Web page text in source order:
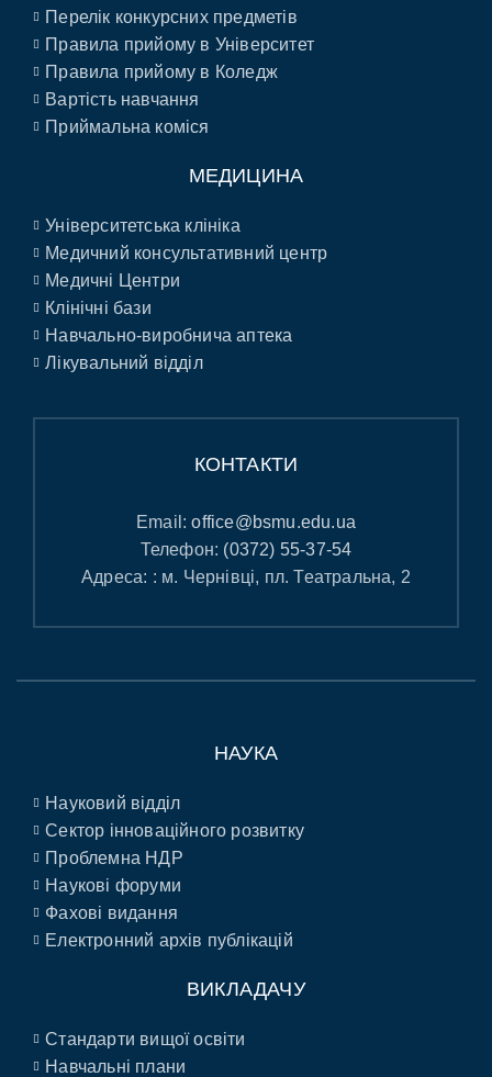
Перелік конкурсних предметів
Правила прийому в Університет
Правила прийому в Коледж
Вартість навчання
Приймальна коміся
МЕДИЦИНА
Університетська клініка
Медичний консультативний центр
Медичні Центри
Клінічні бази
Навчально-виробнича аптека
Лікувальний відділ
КОНТАКТИ
Email:office@bsmu.edu.ua
Телефон: (0372) 55-37-54
Адреса: : м. Чернівці, пл. Театральна, 2
НАУКА
Науковий відділ
Сектор інноваційного розвитку
Проблемна НДР
Наукові форуми
Фахові видання
Електронний архів публікацій
ВИКЛАДАЧУ
Стандарти вищої освіти
Навчальні плани